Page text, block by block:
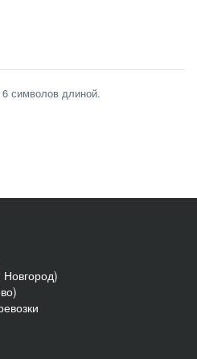
символов длиной.